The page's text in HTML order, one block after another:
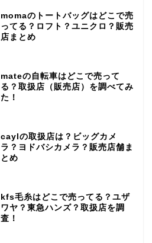
momaのトートバッグはどこで売
ってる？ロフト？ユニクロ？販売
店まとめ
mateの自転車はどこで売って
る？取扱店（販売店）を調べてみ
た！
caylの取扱店は？ビッグカメ
ラ？ヨドバシカメラ？販売店舗ま
とめ
kfs毛糸はどこで売ってる？ユザ
ワヤ？東急ハンズ？取扱店を調
査！